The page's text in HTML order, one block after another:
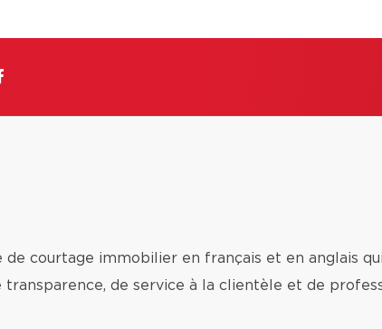
courtage immobilier en français et en anglais
de service à la clientèle et de